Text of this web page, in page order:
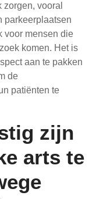
vooral
parkeerplaatsen
voor mensen die
komen. Het is
aan te pakken
de
patiënten te
zijn
arts te